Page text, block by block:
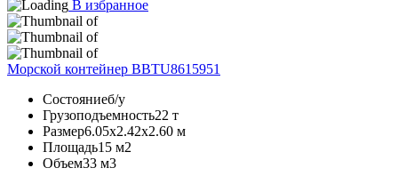
В избранное
Морской контейнер BBTU8615951
Состояниеб/у
Грузоподъемность22 т
Размер6.05х2.42х2.60 м
Площадь15 м2
Объем33 м3